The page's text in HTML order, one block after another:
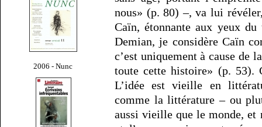
2006 - Nunc
nous» (p. 80) –, va lui
Caïn, étonnante aux yeux
Demian, je considère Caïn
c’est uniquement à cause de
toute cette histoire» (p. 53).
L’idée est vieille en
comme la littérature – ou
aussi vieille que le monde, et